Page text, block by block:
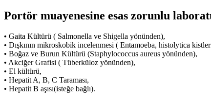
Portör muayenesine esas zorunlu
• Gaita Kültürü ( Salmonella ve Shigella yönünden),
• Dışkının mikroskobik incelenmesi ( Entamoeba, histolytica
• Boğaz ve Burun Kültürü (Staphylococcus aureus yönünden),
• Akciğer Grafisi ( Tüberküloz yönünden),
• El kültürü,
• Hepatit A, B, C Taraması,
• Hepatit B aşısı(isteğe bağlı).